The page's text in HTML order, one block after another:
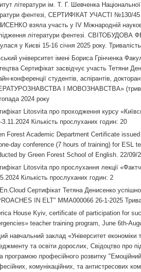
літератури ім. Т. Г. Шевченка
фентезі, СЕРТИФІКАТ УЧАСТІ №130/45
взяла участь у IV Міжнародній
літератури фентезі.
у Києві 15-16 січня 2025 року.
університет імені Бориса Грінченка
Сертифікат засвідчує участь Тетяни
конференції студентів, аспірантів,
І МОВОЗНАВСТВА»
2024 року
Litosvita про проходження курсу
3.11.2024 Кількість прослуханих годин: 20
Forest Academic Department Certificate
day conference (7 hours of training) for ESL
by Green Forest School of English. 22/09/
Litosvita про прослухання лекції
Кількість прослуханих годин: 2
Сертифікат Тетяна Денисенко
IN ELT" MMA000066 26-1-2025
House Kyiv, certificate of participation for
teacher training program, June 6th-
навчальний заклад «Університет
та освіти дорослих, Свідоцтво про
програмою професійного розвитку
комунікаційних, та антистресових